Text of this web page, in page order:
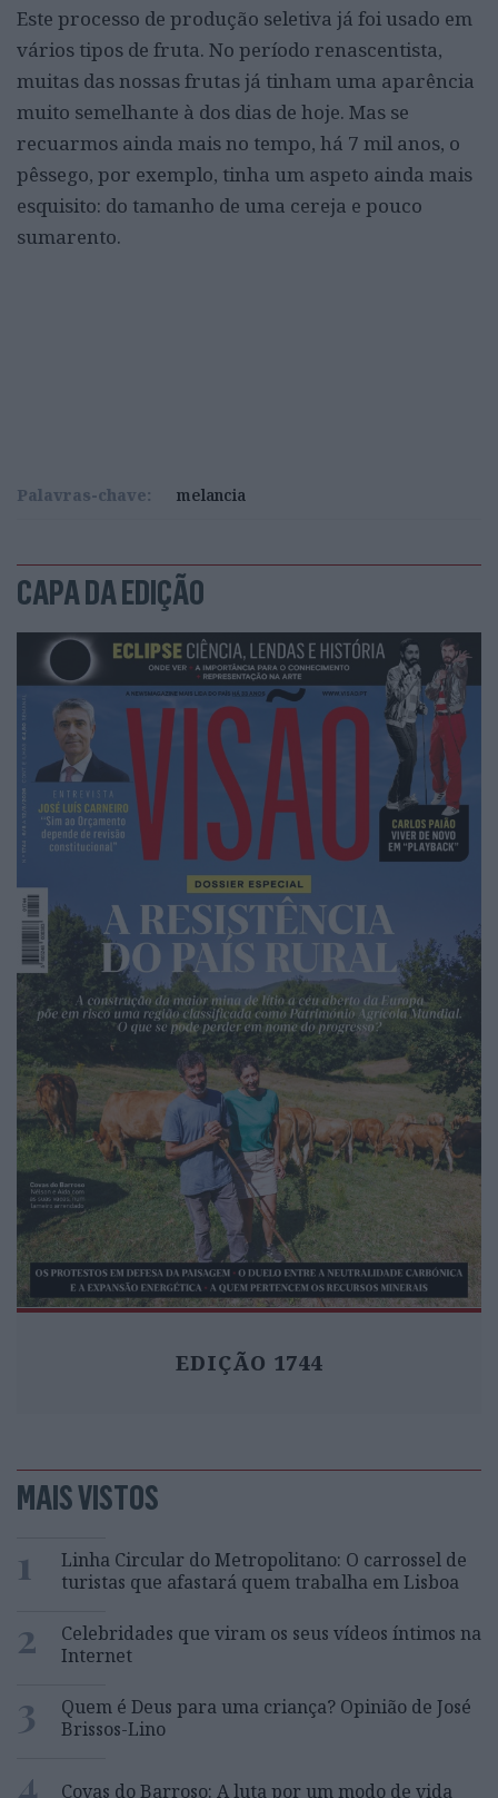
Este processo de produção seletiva já foi usado em
vários tipos de fruta. No período renascentista,
muitas das nossas frutas já tinham uma aparência
muito semelhante à dos dias de hoje. Mas se
recuarmos ainda mais no tempo, há 7 mil anos, o
pêssego, por exemplo, tinha um aspeto ainda mais
esquisito: do tamanho de uma cereja e pouco
sumarento.
Palavras-chave: melancia
CAPA DA EDIÇÃO
EDIÇÃO 1744
MAIS VISTOS
1
Linha Circular do Metropolitano: O carrossel de
turistas que afastará quem trabalha em Lisboa
2
Celebridades que viram os seus vídeos íntimos na
Internet
3
Quem é Deus para uma criança? Opinião de José
Brissos-Lino
4 Covas do Barroso: A luta por um modo de vida